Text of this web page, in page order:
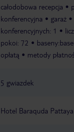
całodobowa recepcja
konferencyjna
garaż
konferencyjnych: 1
pokoi: 72
opłatą
metody
5 gwiazdek
Hotel Baraquda Pattaya